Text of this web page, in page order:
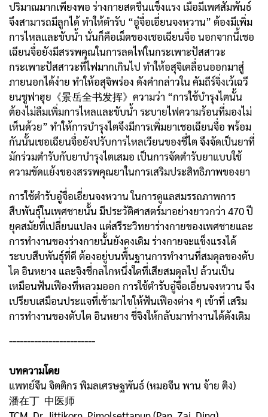
ปริมาณมากเพียงพอ ร่างกายสดชื่นแข็งแรง เมื่อมีเพศสัมพันธ์
จึงสามารถมีลูกได้ ทำให้ตำรับ “อู๋จื่อเอี่ยนจงหวาน” ต้องมีเพิ่ม
การไหลและขับน้ำ นั่นก็คือเม็ดของเชอเฉียนจื่อ นอกจากนี้เชอ
เฉียนจื่อยังมีสรรพคุณในการลดไฟในกระเพาะปัสสาวะ
กระเพาะปัสสาวะที่ไฟมากเกินไป ทำให้อสุจิเคลื่อนออกมาสู่
ภายนอกได้ง่าย ทำให้อสุจิพร่อง ดังคำกล่าวใน คัมถีร์จิ่งเว้เฉวี
ยนชูฟาฮุย《景岳全书发挥》ความว่า “การใช้บำรุงไตนั้น
ต้องไม่ลืมเพิ่มการไหลและขับน้ำ ระบายไฟความร้อนที่มองไม่
เห็นด้วย” ทำให้การบำรุงไตจึงมีการเพิ่มยาเชอเฉียนจื่อ พร้อม
กันนั้นเชอเฉียนจื่อยังปรับการไหลเวียนของชี่ไต จึงจัดเป็นยาที่
มักร่วมตำรับกับยาบำรุงไตเสมอ เป็นการจัดตำรับยาแบบใช้
ความขัดแย้งของสรรพคุณยาในการเสริมประสิทธิภาพของยา
การใช้ตำรับอู๋จื่อเอี่ยนจงหวาน ในการดูแลสมรรถภาพการ
สืบพันธุ์ในเพศชายนั้น มีประวัติศาสตร์มาอย่างยาวกว่า 470 ปี
ยุคสมัยที่เปลี่ยนแปลง แต่สรีระวิทยาร่างกายของเพศชายและ
การทำงานของร่างกายนั้นยังคงเดิม ร่างกายจะแข็งแรงได้
ระบบสืบพันธุ์ที่ดี ต้องอยู่บนพื้นฐานการทำงานที่สมดุลของตับ
ไต อินหยาง และจิงชี่กลไกหนึ่งใดที่เสียสมดุลไป ล้วนเป็น
เหมือนฟันเฟืองที่หลวมออก การใช้ตำรับอู๋จื่อเอี่ยนจงหวาน จึง
เปรียบเสมือนประแจที่เข้ามาไขให้ฟันเฟืองต่าง ๆ เข้าที่ เสริม
การทำงานของตับไต อินหยาง ชี่จิงให้กลับมาทำงานได้ดังเดิม
------------------------
บทความโดย
แพทย์จีน จิตติกร พิมลเศรษฐพันธ์ (หมอจีน พาน จ้าย ติง)
潘在丁 中医师